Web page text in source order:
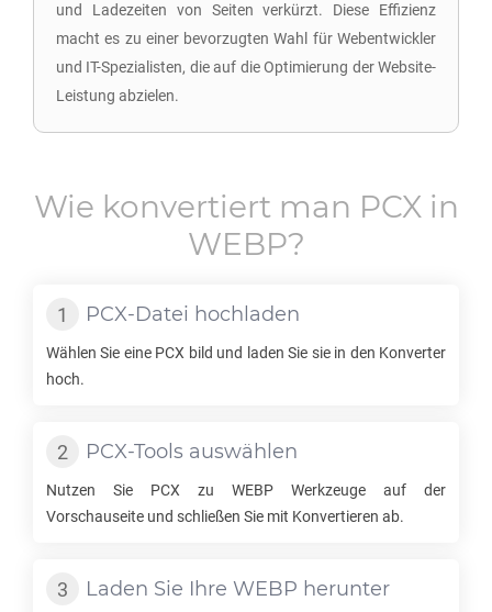
und Ladezeiten von Seiten verkürzt. Diese Effizienz
macht es zu einer bevorzugten Wahl für Webentwickler
und IT-Spezialisten, die auf die Optimierung der Website-
Leistung abzielen.
Wie konvertiert man PCXin
WEBP?
PCX-Datei hochladen
Wählen Sie eine PCX bild und laden Sie sie in den Konverter
hoch.
PCX-Tools auswählen
Nutzen Sie PCX zu WEBP Werkzeuge auf der
Vorschauseite und schließen Sie mit Konvertieren ab.
Laden Sie Ihre WEBP herunter